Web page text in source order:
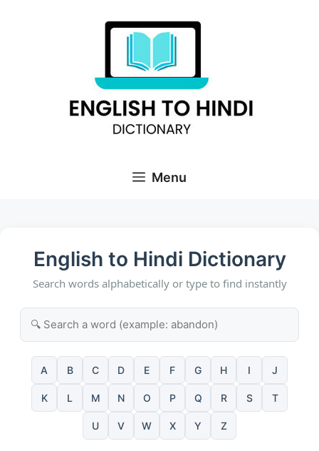
Menu
English to Hindi Dictionary
Search words alphabetically or type to find instantly
A B C D E F G H I J
K L M N O P Q R S T
U V W X Y Z